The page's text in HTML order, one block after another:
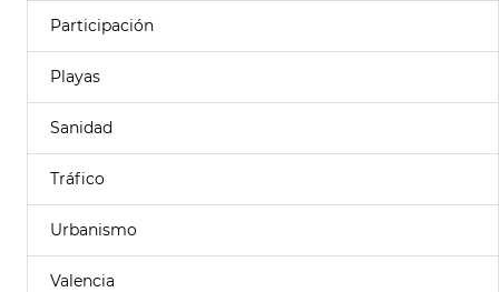
Participación
Playas
Sanidad
Tráfico
Urbanismo
Valencia